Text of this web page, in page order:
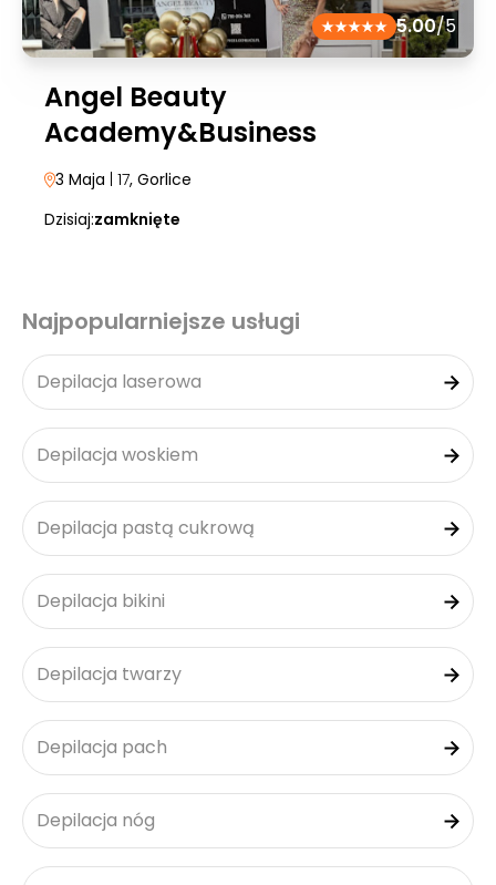
5.00/5
Angel Beauty
Academy&Business
3 Maja | 17, Gorlice
Dzisiaj:zamknięte
Najpopularniejsze usługi
Depilacja laserowa
Depilacja woskiem
Depilacja pastą cukrową
Depilacja bikini
Depilacja twarzy
Depilacja pach
Depilacja nóg